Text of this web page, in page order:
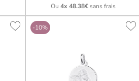
Ou 4x 48.38€sans frais
-10%